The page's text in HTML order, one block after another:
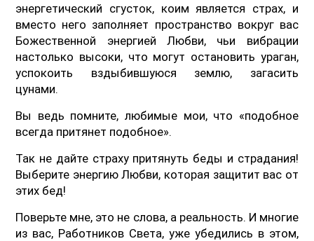
энергетический сгусток, коим является страх, и
вместо него заполняет пространство вокруг вас
Божественной энергией Любви, чьи вибрации
настолько высоки, что могут остановить ураган,
успокоить вздыбившуюся землю, загасить
цунами.
Вы ведь помните, любимые мои, что «подобное
всегда притянет подобное».
Так не дайте страху притянуть беды и страдания!
Выберите энергию Любви, которая защитит вас от
этих бед!
Поверьте мне, это не слова, а реальность. И многие
из вас, Работников Света, уже убедились в этом,